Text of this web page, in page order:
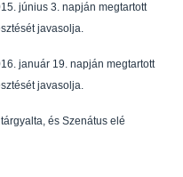
június 3. napján megtartott
javasolja.
január 19. napján megtartott
javasolja.
, és Szenátus elé